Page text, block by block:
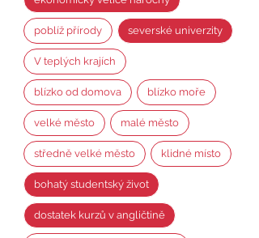
poblíž přírody severské univerzity
V teplých krajích
blízko od domova blízko moře
velké město malé město
středně velké město klidné místo
bohatý studentský život
dostatek kurzů v angličtině